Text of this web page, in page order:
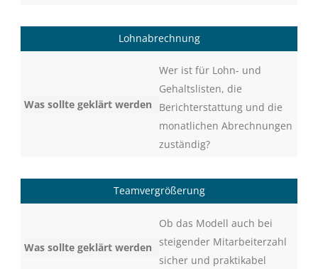
Lohnabrechnung
Wer ist für Lohn- und
Gehaltslisten, die
Berichterstattung und die
monatlichen Abrechnungen
zuständig?
Teamvergrößerung
Ob das Modell auch bei
steigender Mitarbeiterzahl
sicher und praktikabel